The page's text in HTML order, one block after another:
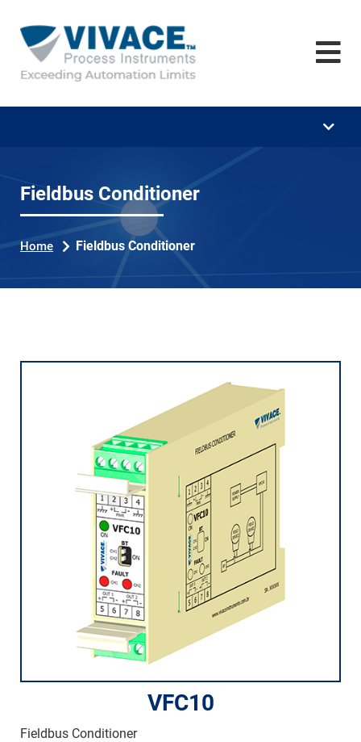
Home
Empresa
Treinamentos
Vídeos
Fieldbus Conditioner
Home Fieldbus Conditioner
VFC10
Fieldbus Conditioner